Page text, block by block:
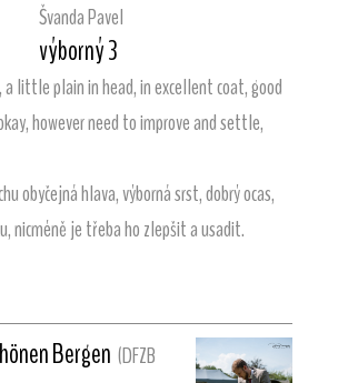
Švanda Pavel
výborný 3
a little plain in head, in excellent coat, good
however need to improve and settle,
obyčejná hlava, výborná srst, dobrý ocas,
nicméně je třeba ho zlepšit a usadit.
Bergen (DFZB